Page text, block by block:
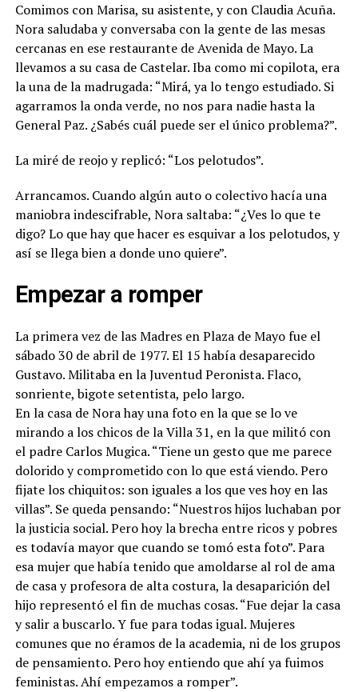
Comimos con Marisa, su asistente, y con Claudia Acuña.
Nora saludaba y conversaba con la gente de las mesas
cercanas en ese restaurante de Avenida de Mayo. La
llevamos a su casa de Castelar. Iba como mi copilota, era
la una de la madrugada: “Mirá, ya lo tengo estudiado. Si
agarramos la onda verde, no nos para nadie hasta la
General Paz. ¿Sabés cuál puede ser el único problema?”.
La miré de reojo y replicó: “Los pelotudos”.
Arrancamos. Cuando algún auto o colectivo hacía una
maniobra indescifrable, Nora saltaba: “¿Ves lo que te
digo? Lo que hay que hacer es esquivar a los pelotudos, y
así se llega bien a donde uno quiere”.
Empezar a romper
La primera vez de las Madres en Plaza de Mayo fue el
sábado 30 de abril de 1977. El 15 había desaparecido
Gustavo. Militaba en la Juventud Peronista. Flaco,
sonriente, bigote setentista, pelo largo.
En la casa de Nora hay una foto en la que se lo ve
mirando a los chicos de la Villa 31, en la que militó con
el padre Carlos Mugica. “Tiene un gesto que me parece
dolorido y comprometido con lo que está viendo. Pero
fijate los chiquitos: son iguales a los que ves hoy en las
villas”. Se queda pensando: “Nuestros hijos luchaban por
la justicia social. Pero hoy la brecha entre ricos y pobres
es todavía mayor que cuando se tomó esta foto”. Para
esa mujer que había tenido que amoldarse al rol de ama
de casa y profesora de alta costura, la desaparición del
hijo representó el fin de muchas cosas. “Fue dejar la casa
y salir a buscarlo. Y fue para todas igual. Mujeres
comunes que no éramos de la academia, ni de los grupos
de pensamiento. Pero hoy entiendo que ahí ya fuimos
feministas. Ahí empezamos a romper”.